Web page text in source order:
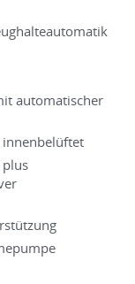
automatischer
innenbelüftet
plus